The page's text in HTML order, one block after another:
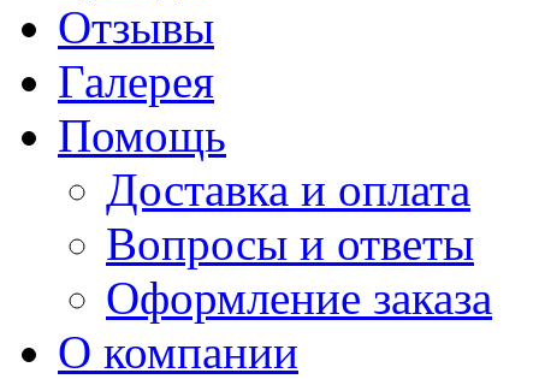
Отзывы
Галерея
Помощь
Доставка и оплата
Вопросы и ответы
Оформление заказа
О компании